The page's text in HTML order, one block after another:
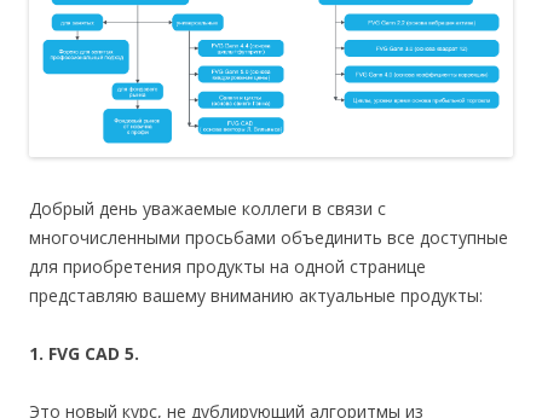
Добрый день уважаемые коллеги в связи с
многочисленными просьбами объединить все доступные
для приобретения продукты на одной странице
представляю вашему вниманию актуальные продукты:
1. FVG CAD 5.
Это новый курс, не дублирующий алгоритмы из